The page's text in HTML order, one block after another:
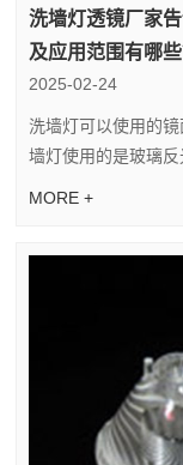
洗墙灯透镜厂家
及应用范围有哪些
2025-02-24
洗墙灯可以使用的
墙灯使用的是玻璃
MORE +